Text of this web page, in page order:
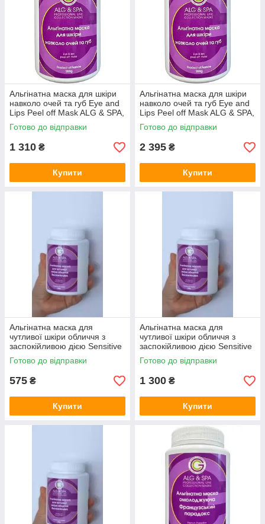
Альгінатна маска для шкіри
навколо очей та губ Eye and
Lips Peel off Mask ALG & SPA,
500г
Готово до відправки
1 310 ₴
Купити
Альгінатна маска для шкіри
навколо очей та губ Eye and
Lips Peel off Mask ALG & SPA,
1 кг
Готово до відправки
2 395 ₴
Купити
Альгінатна маска для
чутливої шкіри обличчя з
заспокійливою дією Sensitive
skin peel off mask ALG & SPA,
200г
Готово до відправки
575 ₴
Купити
Альгінатна маска для
чутливої шкіри обличчя з
заспокійливою дією Sensitive
skin peel off mask ALG & SPA,
500г
Готово до відправки
1 300 ₴
Купити